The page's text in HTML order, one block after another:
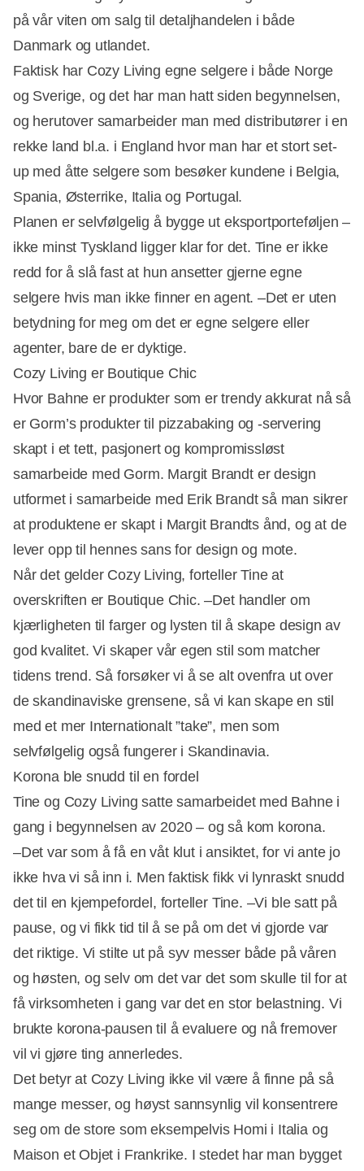
på vår viten om salg til detaljhandelen i både
Danmark og utlandet.
Faktisk har Cozy Living egne selgere i både Norge
og Sverige, og det har man hatt siden begynnelsen,
og herutover samarbeider man med distributører i en
rekke land bl.a. i England hvor man har et stort set-
up med åtte selgere som besøker kundene i Belgia,
Spania, Østerrike, Italia og Portugal.
Planen er selvfølgelig å bygge ut eksportporteføljen –
ikke minst Tyskland ligger klar for det. Tine er ikke
redd for å slå fast at hun ansetter gjerne egne
selgere hvis man ikke finner en agent. –Det er uten
betydning for meg om det er egne selgere eller
agenter, bare de er dyktige.
Cozy Living er Boutique Chic
Hvor Bahne er produkter som er trendy akkurat nå så
er Gorm’s produkter til pizzabaking og -servering
skapt i et tett, pasjonert og kompromissløst
samarbeide med Gorm. Margit Brandt er design
utformet i samarbeide med Erik Brandt så man sikrer
at produktene er skapt i Margit Brandts ånd, og at de
lever opp til hennes sans for design og mote.
Når det gelder Cozy Living, forteller Tine at
overskriften er Boutique Chic. –Det handler om
kjærligheten til farger og lysten til å skape design av
god kvalitet. Vi skaper vår egen stil som matcher
tidens trend. Så forsøker vi å se alt ovenfra ut over
de skandinaviske grensene, så vi kan skape en stil
med et mer Internationalt ”take”, men som
selvfølgelig også fungerer i Skandinavia.
Annonce
Korona ble snudd til en fordel
Tine og Cozy Living satte samarbeidet med Bahne i
gang i begynnelsen av 2020 – og så kom korona.
–Det var som å få en våt klut i ansiktet, for vi ante jo
ikke hva vi så inn i. Men faktisk fikk vi lynraskt snudd
det til en kjempefordel, forteller Tine. –Vi ble satt på
pause, og vi fikk tid til å se på om det vi gjorde var
det riktige. Vi stilte ut på syv messer både på våren
og høsten, og selv om det var det som skulle til for at
få virksomheten i gang var det en stor belastning. Vi
brukte korona-pausen til å evaluere og nå fremover
vil vi gjøre ting annerledes.
Det betyr at Cozy Living ikke vil være å finne på så
mange messer, og høyst sannsynlig vil konsentrere
seg om de store som eksempelvis Homi i Italia og
Maison et Objet i Frankrike. I stedet har man bygget